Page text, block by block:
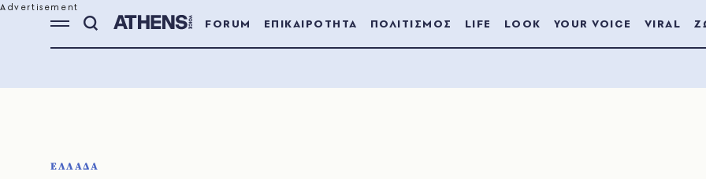
FORUM ΕΠΙΚΑΙΡΟΤΗΤΑ ΠΟΛΙΤΙΣΜΟΣ LIFE LOOK YOUR VOICE VIRAL
ΕΛΛΑΔΑ